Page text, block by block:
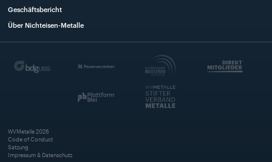
Geschäftsbericht
Über Nichteisen-Metalle
WVMetalle2026
Code of Conduct
Satzung
Impressum & Datenschutz